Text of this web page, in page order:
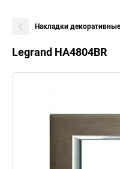
Накладки
Legrand HA4804BR